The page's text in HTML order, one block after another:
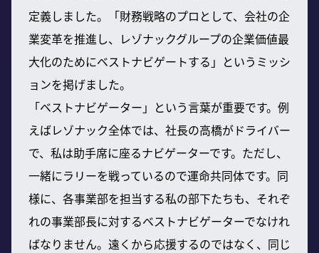
定義しました。「財務戦略のプロとして、会社の企
業変革を推進し、レゾナックグループの企業価値最
大化のためにベストナビゲートする」というミッシ
ョンを掲げました。
「ベストナビゲーター」という言葉が重要です。例
えばレゾナック全体では、社長の高橋がドライバー
で、私は助手席に座るナビゲーターです。ただし、
一緒にラリーを戦っているので運命共同体です。同
様に、各事業部を担当する私の部下たちも、それぞ
れの事業部長に対するベストナビゲーターでなけれ
ばなりません。遠くから応援するのではなく、同じ